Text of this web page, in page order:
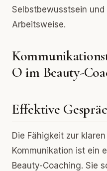
Selbstbewusstsein
Arbeitsweise.
O im Beauty-
Effektive
Die Fähigkeit zur
Kommunikation ist ein
Beauty-Coaching. Sie